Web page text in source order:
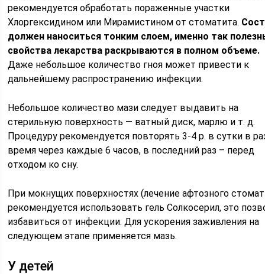
рекомендуется обработать пораженные участки
Хлоргексидином или Мирамистином от стоматита.
должен наноситься тонким слоем, именно так
свойства лекарства раскрываются в полном объеме.
Даже небольшое количество гноя может привести к
дальнейшему распространению инфекции.
Небольшое количество мази следует выдавить на
стерильную поверхность — ватный диск, марлю и т. д.
Процедуру рекомендуется повторять 3-4 р. в сутки в
время через каждые 6 часов, в последний раз – перед
отходом ко сну.
При мокнущих поверхностях (лечение афтозного
рекомендуется использовать гель Солкосерил, это
избавиться от инфекции. Для ускорения заживления на
следующем этапе применяется мазь.
У детей